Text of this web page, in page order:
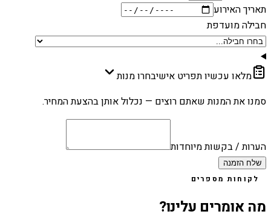
תאריך האירוע
חבילה מועדפת
מלאו עכשיו תפריט אישיבחרו מנות
סמנו את המנות שאתם רוצים — נכלול אותן בהצעת המחיר.
הערות / בקשות מיוחדות
שלח הזמנה
לקוחות מספרים
מה אומרים עלינו?